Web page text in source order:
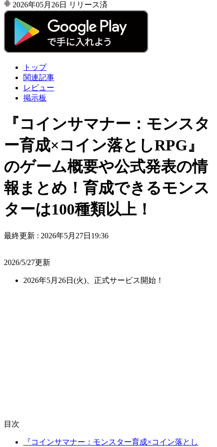
2026年05月26日
リリース済
トップ
関連記事
レビュー
掲示板
『コインサマナー：モンスタ
ー育成×コイン落としRPG』
のゲーム概要や公式発表の情
報まとめ！育成できるモンス
ターは100種類以上！
最終更新 : 2026年5月27日19:36
2026/5/27更新
2026年5月26日(火)、正式サービス開始！
目次
『コインサマナー：モンスター育成×コイン落とし